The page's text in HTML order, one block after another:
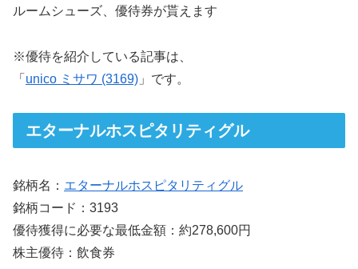
ルームシューズ、優待券が貰えます
※優待を紹介している記事は、
「 unico ミサワ (3169) 」です。
エターナルホスピタリティグル
銘柄名： エターナルホスピタリティグル
銘柄コード：3193
優待獲得に必要な最低金額：約278,600円
株主優待：飲食券